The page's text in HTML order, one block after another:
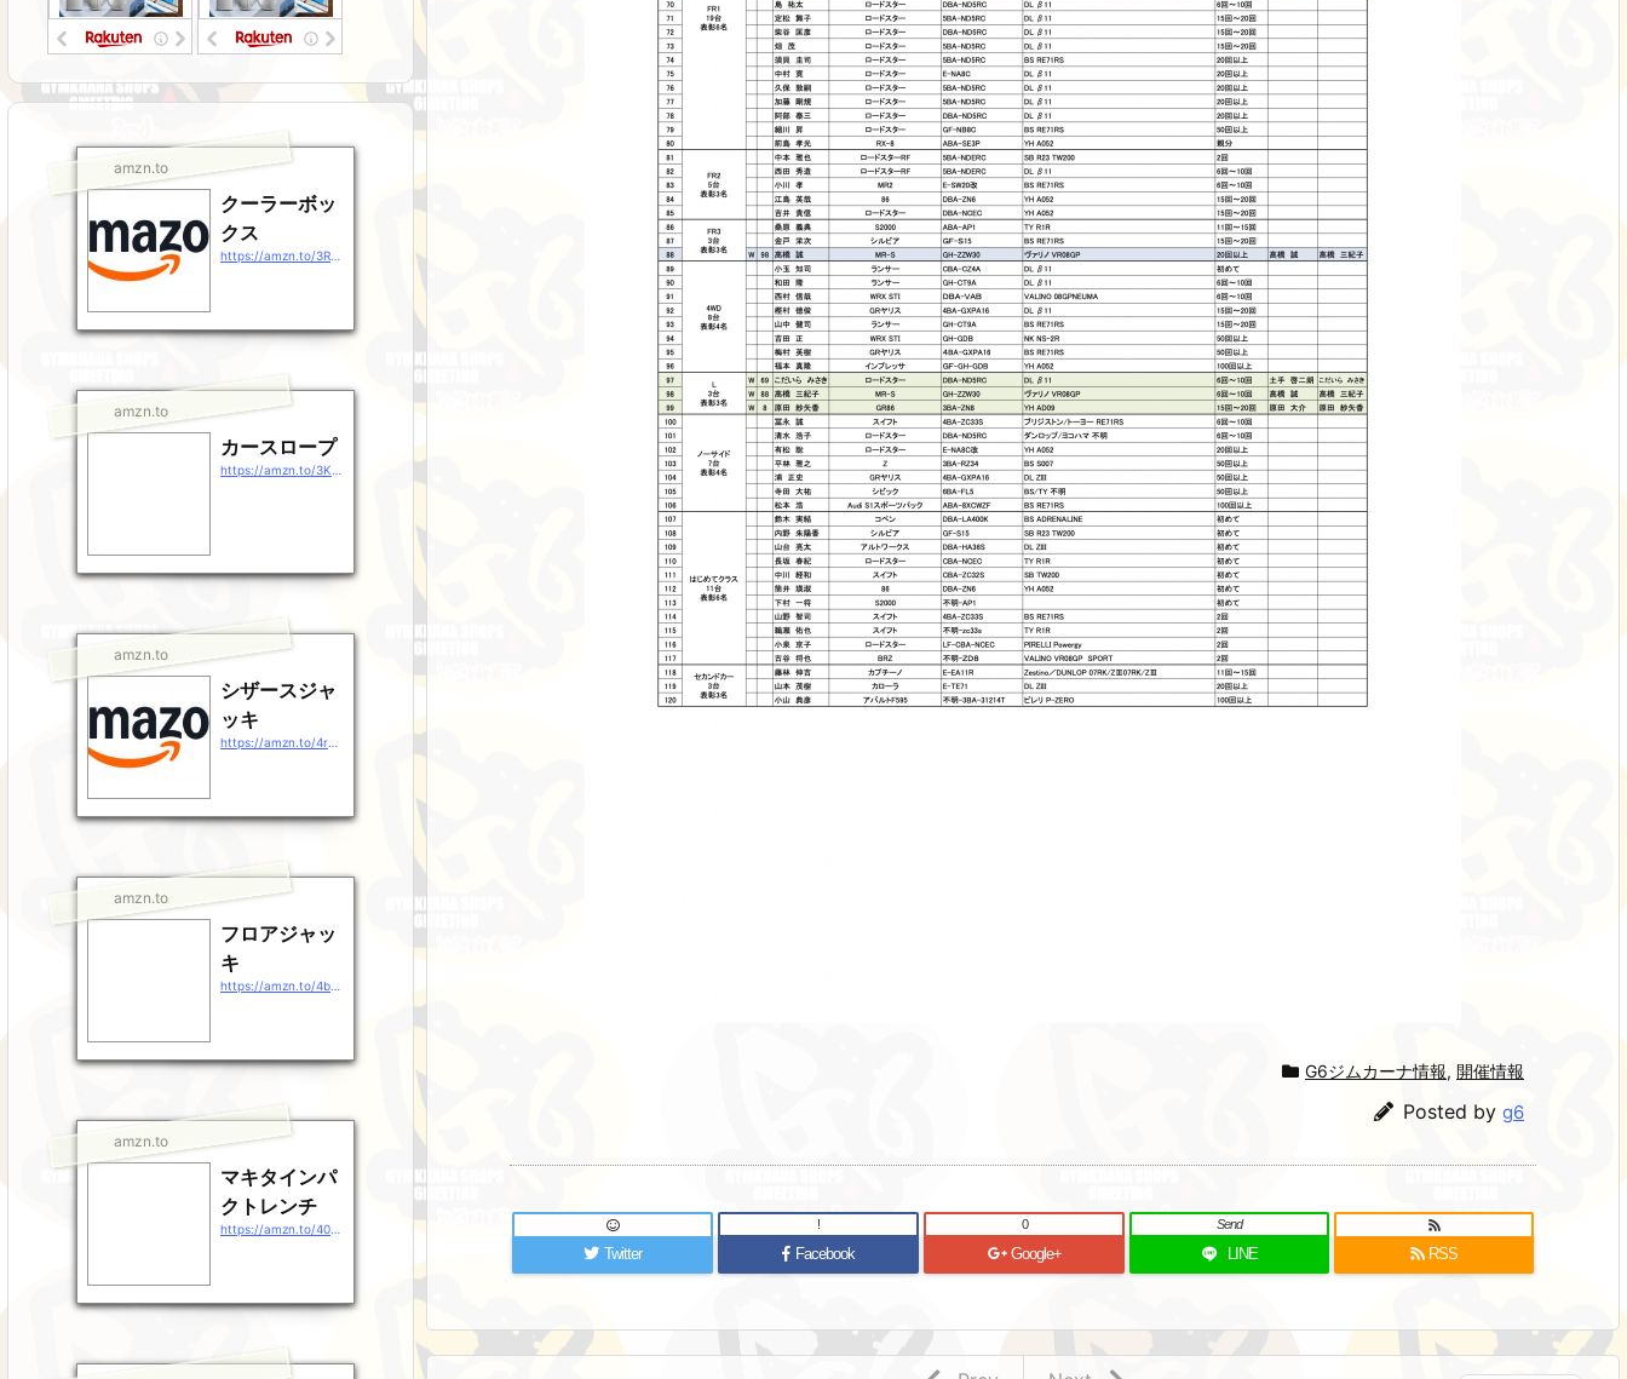
G6ジムカーナ情報, 開催情報
Posted by g6
Twitter Facebook
!
Google+
0
LINE
Send
RSS
amzn.to
クーラーボッ
クス
amzn.to
カースロープ
amzn.to
シザースジャ
ッキ
amzn.to
フロアジャッ
キ
amzn.to
マキタインパ
クトレンチ